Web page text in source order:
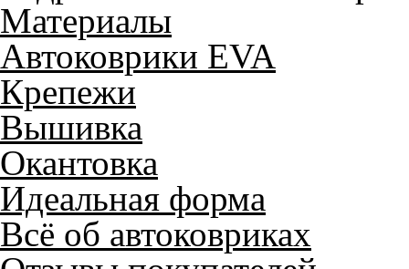
Материалы
Автоковрики EVA
Крепежи
Вышивка
Окантовка
Идеальная форма
Всё об автоковриках